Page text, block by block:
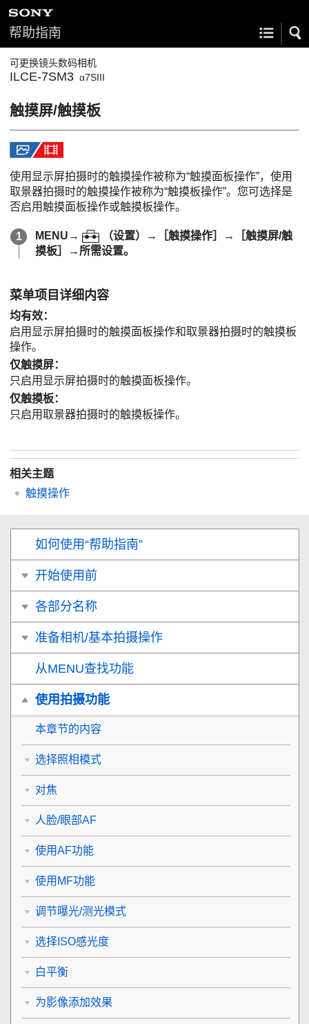
帮助指南
可更换镜头数码相机
ILCE-7SM3 α7SIII
触摸屏/触摸板
使用显示屏拍摄时的触摸操作被称为“触摸面板操作”，使用
取景器拍摄时的触摸操作被称为“触摸板操作”。您可选择是
否启用触摸面板操作或触摸板操作。
MENU → （设置）→ ［触摸操作］ →
［触摸屏/触
摸板］
→所需设置。
菜单项目详细内容
均有效：
启用显示屏拍摄时的触摸面板操作和取景器拍摄时的触摸板
操作。
仅触摸屏：
只启用显示屏拍摄时的触摸面板操作。
仅触摸板：
只启用取景器拍摄时的触摸板操作。
相关主题
触摸操作
如何使用“帮助指南”
开始使用前
各部分名称
准备相机/基本拍摄操作
从MENU查找功能
使用拍摄功能
本章节的内容
选择照相模式
对焦
人脸/眼部AF
使用AF功能
使用MF功能
调节曝光/测光模式
选择ISO感光度
白平衡
为影像添加效果